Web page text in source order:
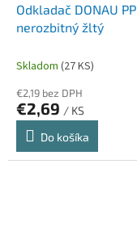
Odkladač DONAU PP
nerozbitný žltý
Skladom (27 KS)
€2,19 bez DPH
€2,69 / KS
Do košíka